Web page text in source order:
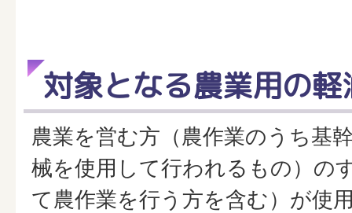
対象となる農業用の軽
農業を営む方（農作業のうち基
械を使用して行われるもの）の
て農作業を行う方を含む）が使